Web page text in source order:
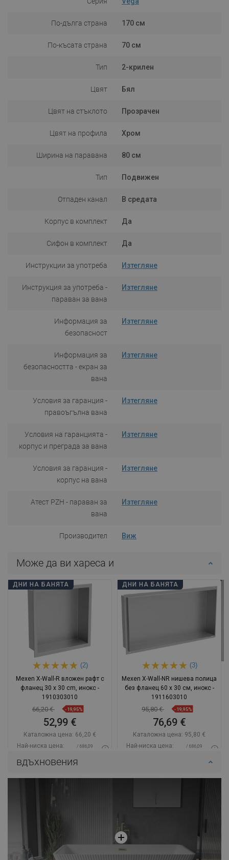
По-дълга страна 170 см
По-късата страна 70 см
Тип 2-крилен
Цвят Бял
Цвят на стъклото Прозрачен
Цвят на профила Хром
Ширина на паравана 80 см
Тип Подвижен
Отпаден канал В средата
Корпус в комплект Да
Сифон в комплект Да
Инструкции за употреба Изтегляне
Инструкция за употреба -
параван за вана
Изтегляне
Информация за
безопасност
Изтегляне
Информация за
безопасността - екран за
вана
Изтегляне
Условия за гаранция -
правоъгълна вана
Изтегляне
Условия на гаранцията -
корпус и преграда за вана
Изтегляне
Условия за гаранция -
корпус на вана
Изтегляне
Атест PZH - параван за
вана
Изтегляне
Производител Виж
Може да ви хареса и
ДНИ НА БАНЯТА
(2)
Mexen X-Wall-R вложен рафт с
фланец 30 x 30 cm, инокс -
1910303010
66,20 € -19,95%
52,99 €
Каталожна цена: 66,20 €
Най-ниска цена:
/ 686,09
Наличност:В наличност
Добави в количката
ДНИ НА БАНЯТА
(3)
Mexen X-Wall-NR нишева полица
без фланец 60 x 30 см, инокс -
1911603010
95,80 € -19,95%
76,69 €
Каталожна цена: 95,80 €
Най-ниска цена:
/ 686,09
вдъхновения